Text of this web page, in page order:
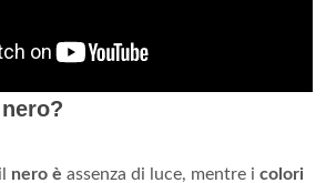
nero è assenza di luce, mentre i colori